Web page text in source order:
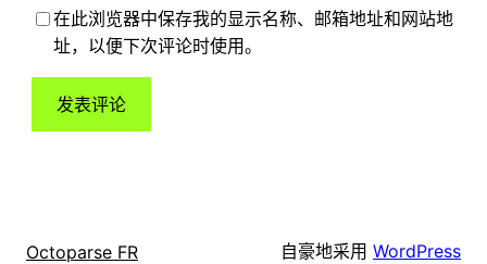
在此浏览器中保存我的显示名称、邮箱地址和网站地
址，以便下次评论时使用。
Octoparse FR 自豪地采用 WordPress